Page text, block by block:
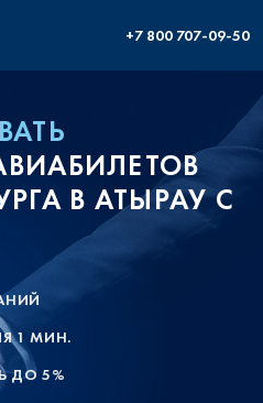
+7 800 707-09-50
В АТЫРАУ С
1 МИН.
ДО 5%